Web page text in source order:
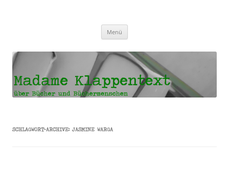
Menü
SCHLAGWORT-ARCHIVE: JASMINE WARGA